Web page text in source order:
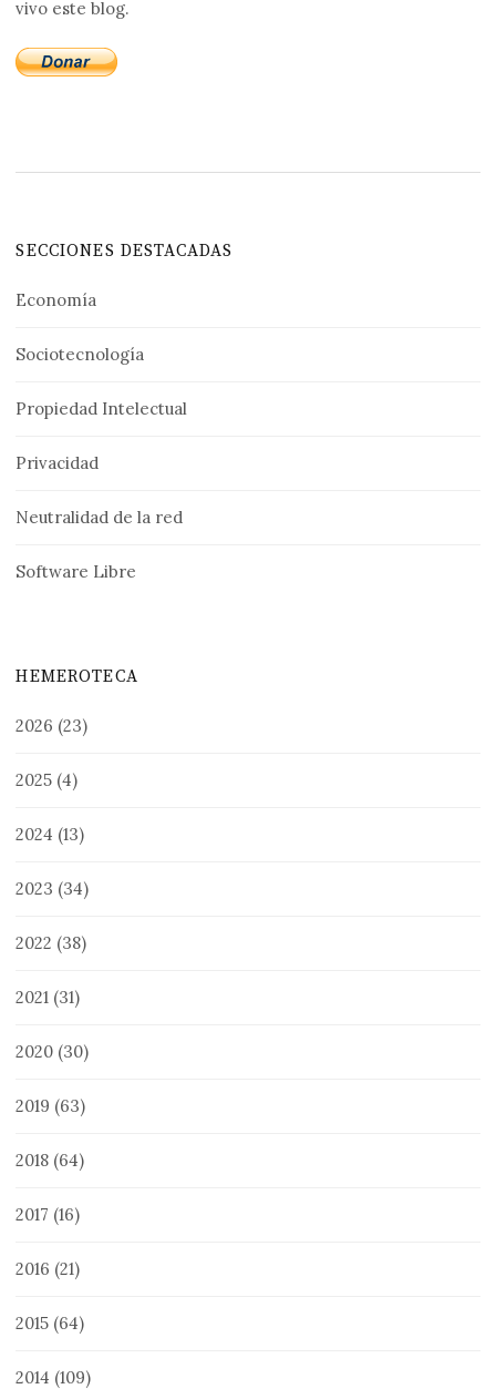
vivo este blog.
SECCIONES DESTACADAS
Economía
Sociotecnología
Propiedad Intelectual
Privacidad
Neutralidad de la red
Software Libre
HEMEROTECA
2026 (23)
2025 (4)
2024 (13)
2023 (34)
2022 (38)
2021 (31)
2020 (30)
2019 (63)
2018 (64)
2017 (16)
2016 (21)
2015 (64)
2014 (109)